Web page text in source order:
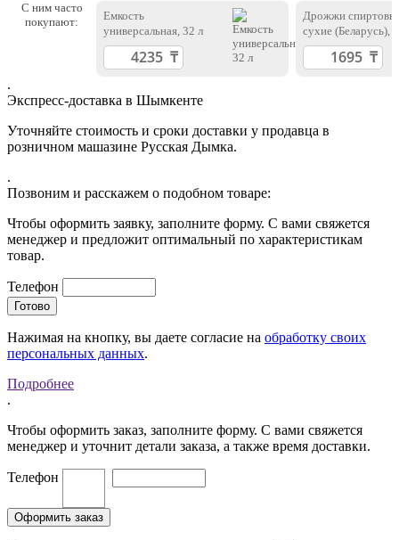
С ним часто
покупают:
Емкость
универсальная, 32 л
Дрожжи
сухие (Беларусь),
г
.
Экспресс-доставка в Шымкенте
Уточняйте стоимость и сроки доставки у продавца в
розничном машазине Русская Дымка.
.
Позвоним и расскажем о подобном товаре:
Чтобы оформить заявку, заполните форму. С вами свяжется
менеджер и предложит оптимальный по характеристикам
товар.
Телефон
Нажимая на кнопку, вы даете согласие на обработку своих
персональных данных.
Подробнее
.
Чтобы оформить заказ, заполните форму. С вами свяжется
менеджер и уточнит детали заказа, а также время доставки.
Телефон